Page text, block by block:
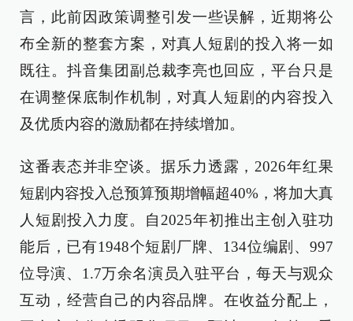
言，此前因政策调整引发一些误解，近期将公
布全新的整套方案，对真人短剧的投入将一如
既往。抖音集团副总裁李亮也回应，平台只是
在调整保底制作机制，对真人短剧的内容投入
及优质内容的激励都在持续增加。
这番表态并非空谈。据乐力透露，2026年红果
短剧内容投入总预算预期增幅超40%，将加大真
人短剧投入力度。自2025年初推出主创入驻功
能后，已有1948个短剧厂牌、134位编剧、997
位导演、1.7万余名演员入驻平台，每天与观众
互动，经营自己的内容品牌。在收益分配上，